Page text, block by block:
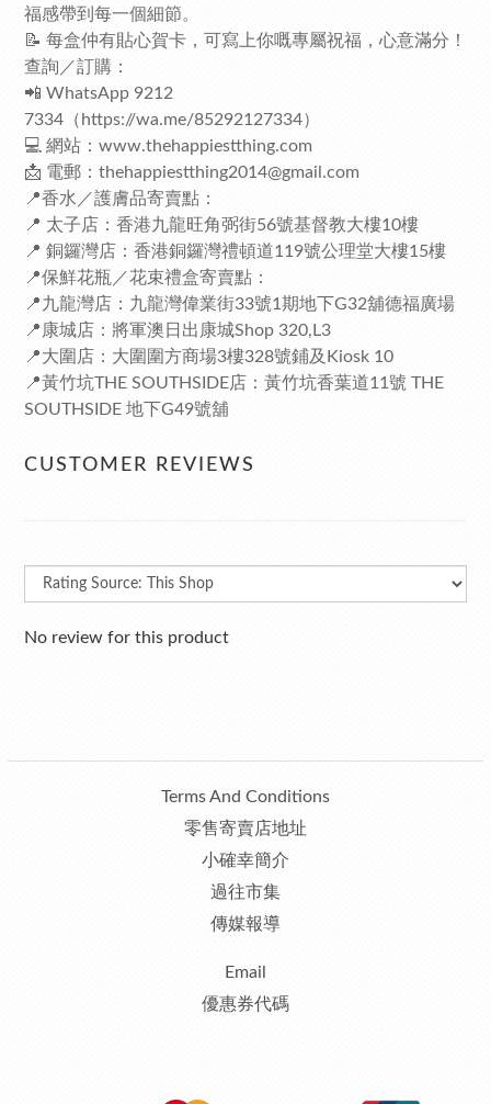
福感帶到每一個細節。
📝 每盒仲有貼心賀卡，可寫上你嘅專屬祝福，心意滿分！
查詢／訂購：
📲 WhatsApp 9212
7334（ https://wa.me/85292127334）
💻 網站： www.thehappiestthing.com
📩 電郵： thehappiestthing2014@gmail.com
📍香水／護膚品寄賣點：
📍 太子店：香港九龍旺角弼街56號基督教大樓10樓
📍 銅鑼灣店：香港銅鑼灣禮頓道119號公理堂大樓15樓
📍保鮮花瓶／花束禮盒寄賣點：
📍九龍灣店：九龍灣偉業街33號1期地下G32舖德福廣場
📍康城店：將軍澳日出康城Shop 320,L3
📍大圍店：大圍圍方商場3樓328號鋪及Kiosk 10
📍黃竹坑THE SOUTHSIDE店：黃竹坑香葉道11號 THE
SOUTHSIDE 地下G49號舖
CUSTOMER REVIEWS
No review for this product
Terms And Conditions
零售寄賣店地址
小確幸簡介
過往市集
傳媒報導
Email
優惠券代碼